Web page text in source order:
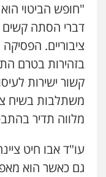
"חופש הביטוי
דברי הסתה קשים
ציבוריים.
בזהירות בטרם
קשור ישירות
משתלבות בשיח
מלווה תדיר
עו"ד אבו חיט
גם כאשר הוא
פלילי
פלילי
שחר
פלילי